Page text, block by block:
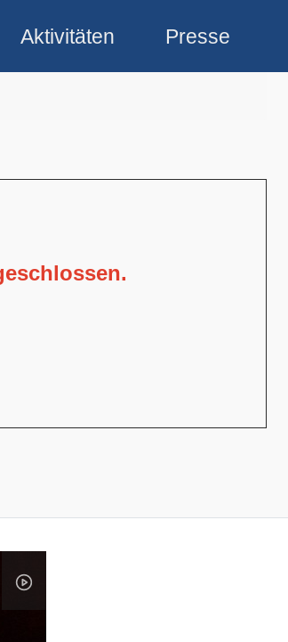
Aktivitäten Presse